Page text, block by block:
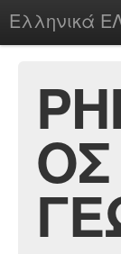
Ελληνικά
chesstu.be @
LoginΟΣ